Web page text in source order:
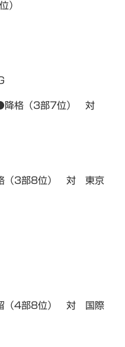
）
降格（3部7位） 対
（3部8位） 対 東京
（4部8位） 対 国際